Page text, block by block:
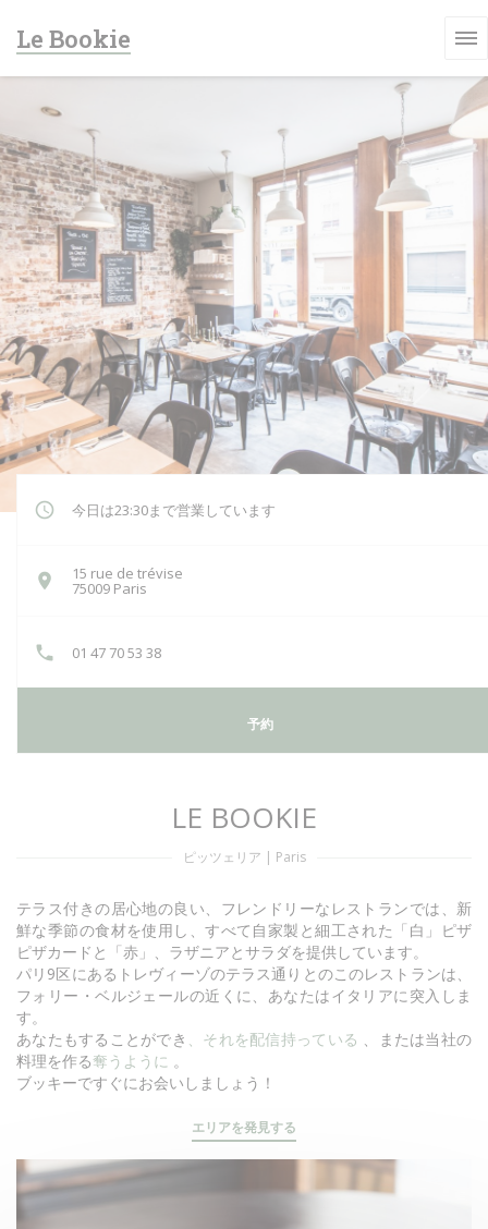
Le Bookie
今日は23:30まで営業しています
15 rue de trévise
75009 Paris
01 47 70 53 38
予約
LE BOOKIE
ピッツェリア | Paris
テラス付きの居心地の良い、フレンドリーなレストランでは、新
鮮な季節の食材を使用し、すべて自家製と細工された「白」ピザ
ピザカードと「赤」、ラザニアとサラダを提供しています。
パリ9区にあるトレヴィーゾのテラス通りとのこのレストランは、
フォリー・ベルジェールの近くに、あなたはイタリアに突入しま
す。
あなたもすることができ 、それを配信持っている 、または当社の
料理を作る奪うように 。
ブッキーですぐにお会いしましょう！
エリアを発見する